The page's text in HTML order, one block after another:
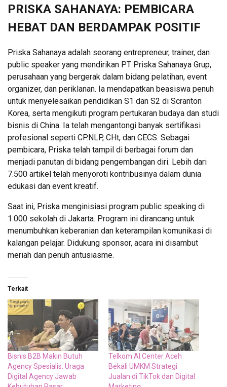
PRISKA SAHANAYA: PEMBICARA
HEBAT DAN BERDAMPAK POSITIF
Priska Sahanaya adalah seorang entrepreneur, trainer, dan
public speaker yang mendirikan PT Priska Sahanaya Grup,
perusahaan yang bergerak dalam bidang pelatihan, event
organizer, dan periklanan. Ia mendapatkan beasiswa penuh
untuk menyelesaikan pendidikan S1 dan S2 di Scranton
Korea, serta mengikuti program pertukaran budaya dan studi
bisnis di China. Ia telah mengantongi banyak sertifikasi
profesional seperti CP.NLP, CHt, dan CECS. Sebagai
pembicara, Priska telah tampil di berbagai forum dan
menjadi panutan di bidang pengembangan diri. Lebih dari
7.500 artikel telah menyoroti kontribusinya dalam dunia
edukasi dan event kreatif.
Saat ini, Priska menginisiasi program public speaking di
1.000 sekolah di Jakarta. Program ini dirancang untuk
menumbuhkan keberanian dan keterampilan komunikasi di
kalangan pelajar. Didukung sponsor, acara ini disambut
meriah dan penuh antusiasme.
Terkait
Bisnis B2B Makin Butuh
Agency Spesialis: Uraga
Digital Agency Jawab
Telkom AI Center Aceh
Bekali UMKM Strategi
Jualan di TikTok dan Digital